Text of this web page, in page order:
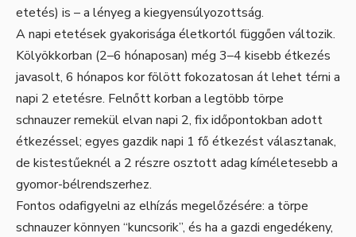
etetés) is – a lényeg a kiegyensúlyozottság.
A napi etetések gyakorisága életkortól függően változik.
Kölyökkorban (2–6 hónaposan) még 3–4 kisebb étkezés
javasolt, 6 hónapos kor fölött fokozatosan át lehet térni a
napi 2 etetésre. Felnőtt korban a legtöbb törpe
schnauzer remekül elvan napi 2, fix időpontokban adott
étkezéssel; egyes gazdik napi 1 fő étkezést választanak,
de kistestűeknél a 2 részre osztott adag kíméletesebb a
gyomor-bélrendszerhez.
Fontos odafigyelni az elhízás megelőzésére: a törpe
schnauzer könnyen “kuncsorik”, és ha a gazdi engedékeny,